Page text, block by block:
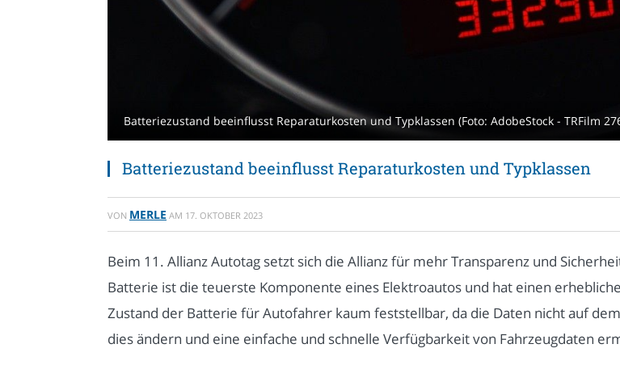
Batteriezustand beeinflusst Reparaturkosten und Typklassen (Foto: AdobeStock - TRFilm
Batteriezustand beeinflusst Reparaturkosten und Typklassen
VON MERLE AM 17. OKTOBER 2023
Beim 11. Allianz Autotag setzt sich die Allianz für mehr Transparenz und
Batterie ist die teuerste Komponente eines Elektroautos und hat einen
Zustand der Batterie für Autofahrer kaum feststellbar, da die Daten nicht auf
dies ändern und eine einfache und schnelle Verfügbarkeit von Fahrzeugdaten